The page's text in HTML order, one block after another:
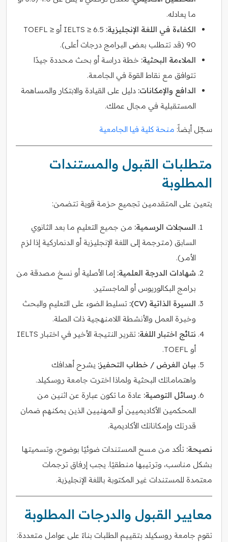
ما يعادله.
الكفاءة في اللغة الإنجليزية:
IELTS ≥ 6.5 أو TOEFL ≥
90 (قد تتطلب بعض البرامج درجات أعلى).
الملاءمة البحثية: خطة دراسة أو بحث محددة جيدًا
تتوافق مع نقاط القوة في الجامعة.
الدافع والإمكانات: دليل على القيادة والابتكار والمساهمة
المستقبلية في مجال عملك.
سجّل أيضاً: منحة كلية فيا الجامعية
متطلبات القبول والمستندات
المطلوبة
يتعين على المتقدمين تجميع حزمة قوية تتضمن:
السجلات الرسمية: من جميع التعليم ما بعد الثانوي
السابق (مترجمة إلى اللغة الإنجليزية أو الدنماركية إذا لزم
الأمر).
شهادات الدرجة العلمية: إما الأصلية أو نسخ مصدقة من
برامج البكالوريوس أو الماجستير.
السيرة الذاتية (CV):
تسليط الضوء على التعليم والبحث
وخبرة العمل والأنشطة اللامنهجية ذات الصلة.
نتائج اختبار اللغة:
تقرير النتيجة الأخير في اختبار IELTS
أو TOEFL.
بيان الغرض / خطاب التحفيز: يشرح أهدافك
واهتماماتك البحثية ولماذا اخترت جامعة روسكيلد.
رسائل التوصية: عادة ما تكون عبارة عن اثنين من
المحكمين الأكاديميين أو المهنيين الذين يمكنهم ضمان
قدرتك وإمكاناتك الأكاديمية.
نصيحة: تأكد من مسح المستندات ضوئيًا بوضوح، وتسميتها
بشكل مناسب، وترتيبها منطقيًا. يجب إرفاق ترجمات
معتمدة للمستندات غير المكتوبة باللغة الإنجليزية.
معايير القبول والدرجات المطلوبة
تقوم جامعة روسكيلد بتقييم الطلبات بناءً على عوامل متعددة: